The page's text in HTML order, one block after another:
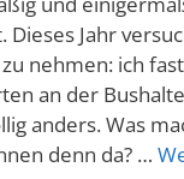
Dieses Jahr
nehmen: ich
an der
anders. Was
denn da? …